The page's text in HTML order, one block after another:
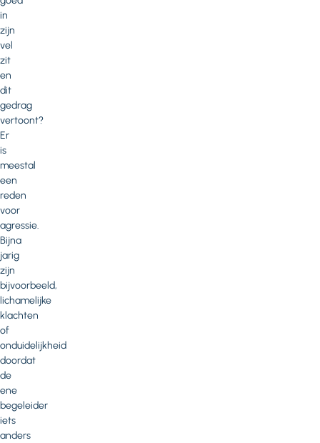
in
zijn
vel
zit
en
dit
gedrag
vertoont?
Er
is
meestal
een
reden
voor
agressie.
Bijna
jarig
zijn
bijvoorbeeld,
lichamelijke
klachten
of
onduidelijkheid
doordat
de
ene
begeleider
iets
anders